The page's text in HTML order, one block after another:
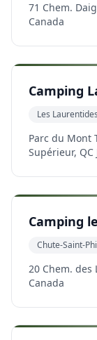
71 Chem.
Canada
Camping
Les Laurentides
Parc du Mont
Supérieur, QC
Camping
Chute-Saint-
20 Chem. des
Canada